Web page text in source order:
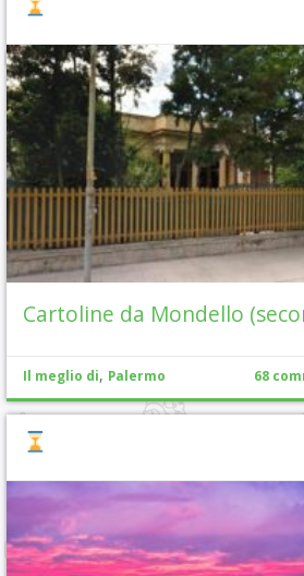
Cartoline da Mondello
Il meglio di, Palermo 68